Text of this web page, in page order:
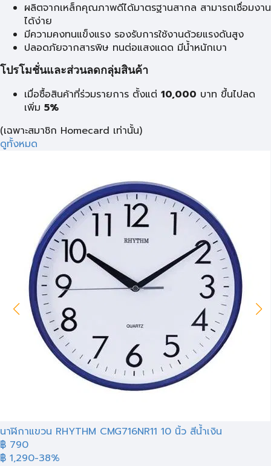
ผลิตจากเหล็กคุณภาพดีได้มาตรฐานสากล สามารถเชื่อมงาน
ได้ง่าย
มีความคงทนแข็งแรง รองรับการใช้งานด้วยแรงดันสูง
ปลอดภัยจากสารพิษ ทนต่อแสงแดด มีน้ำหนักเบา
โปรโมชั่นและส่วนลดกลุ่มสินค้า
เมื่อซื้อสินค้าที่ร่วมรายการ ตั้งแต่ 10,000 บาท ขึ้นไปลด
เพิ่ม 5%
(เฉพาะสมาชิก Homecard เท่านั้น)
ดูทั้งหมด
นาฬิกาแขวน RHYTHM CMG716NR11 10 นิ้ว สีน้ำเงิน
฿ 790
฿ 1,290-38%